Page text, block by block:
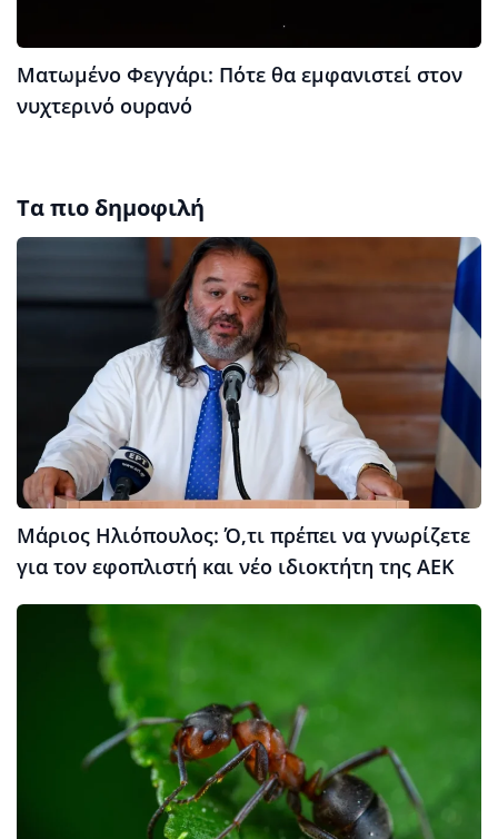
Ματωμένο Φεγγάρι: Πότε θα εμφανιστεί στον
νυχτερινό ουρανό
Τα πιο δημοφιλή
Μάριος Ηλιόπουλος: Ό,τι πρέπει να γνωρίζετε
για τον εφοπλιστή και νέο ιδιοκτήτη της ΑΕΚ